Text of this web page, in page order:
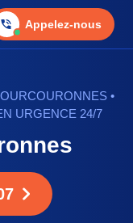
Appelez-nous
•
URGENCE 24/7